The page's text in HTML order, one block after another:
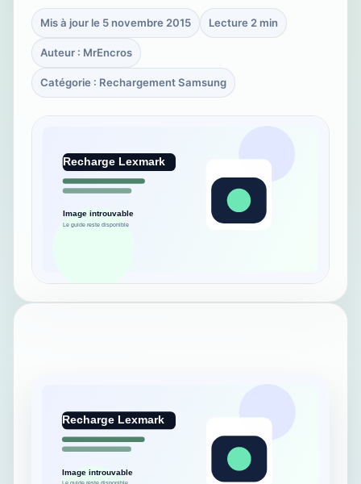
Mis à jour le 5 novembre 2015 Lecture 2 min
Auteur : MrEncros
Catégorie : Rechargement Samsung